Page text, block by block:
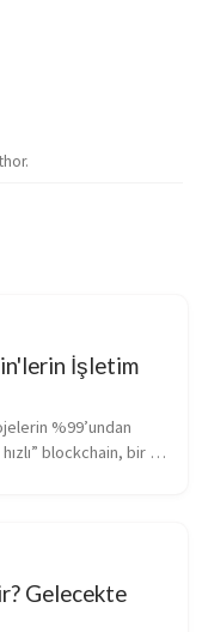
İşletim
%99’undan
blockchain, bir
Gelecekte